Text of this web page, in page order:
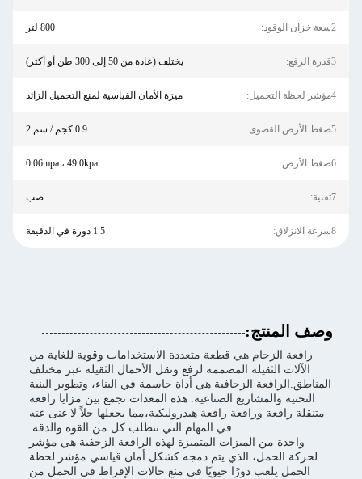
2سعة خزان الوقود: 800 لتر
3قدرة الرفع: يختلف (عادة من 50 إلى 300 طن أو أكثر)
4مؤشر لحظة التحميل: ميزة الأمان القياسية لمنع التحميل الزائد
5ضغط الأرض القصوى: 0.9 كجم / سم 2
6ضغط الأرض: 0.06mpa ، 49.0kpa
7تقنية: صب
8سرعة الانزلاق: 1.5 دورة في الدقيقة
وصف المنتج:
رافعة الزحام هي قطعة متعددة الاستخدامات وقوية للغاية من
الآلات الثقيلة المصممة لرفع ونقل الأحمال الثقيلة عبر مختلف
المناطق.الرافعة الزحافية هي أداة حاسمة في البناء، وتطوير البنية
التحتية والمشاريع الصناعية. هذه المعدات تجمع بين مزايا رافعة
متنقلة رافعة ورافعة رافعة هيدروليكية،مما يجعلها حلاً لا غنى عنه
في المهام التي تتطلب كل من القوة والدقة.
واحدة من الميزات المتميزة لهذه الرافعة الزحفية هي مؤشر
لحركة الحمل، الذي يتم دمجه كشكل أمان قياسي.مؤشر لحظة
الحمل يلعب دورًا حيويًا في منع حالات الإفراط في الحمل من